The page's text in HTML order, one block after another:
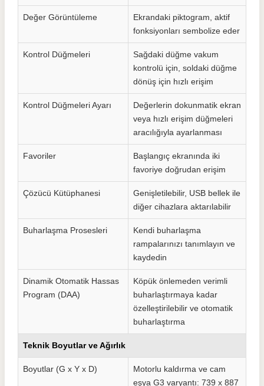
Değer Görüntüleme
Ekrandaki piktogram, aktif
fonksiyonları sembolize eder
Kontrol Düğmeleri
Sağdaki düğme vakum
kontrolü için, soldaki düğme
dönüş için hızlı erişim
Kontrol Düğmeleri Ayarı
Değerlerin dokunmatik ekran
veya hızlı erişim düğmeleri
aracılığıyla ayarlanması
Favoriler
Başlangıç ekranında iki
favoriye doğrudan erişim
Çözücü Kütüphanesi
Genişletilebilir, USB bellek ile
diğer cihazlara aktarılabilir
Buharlaşma Prosesleri
Kendi buharlaşma
rampalarınızı tanımlayın ve
kaydedin
Dinamik Otomatik Hassas
Program (DAA)
Köpük önlemeden verimli
buharlaştırmaya kadar
özelleştirilebilir ve otomatik
buharlaştırma
Teknik Boyutlar ve Ağırlık
Boyutlar (G x Y x D)
Motorlu kaldırma ve cam
eşya G3 varyantı: 739 x 887